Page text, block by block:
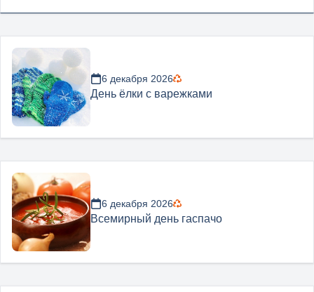
6 декабря 2026
День ёлки с варежками
6 декабря 2026
Всемирный день гаспачо